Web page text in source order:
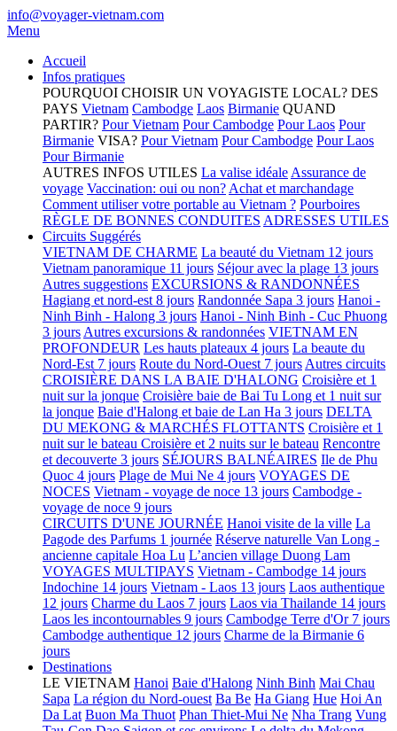
info@voyager-vietnam.com
Menu
Accueil
Infos pratiques
POURQUOI CHOISIR UN VOYAGISTE LOCAL? DES
PAYS Vietnam Cambodge Laos Birmanie QUAND
PARTIR? Pour Vietnam Pour Cambodge Pour Laos Pour
Birmanie VISA? Pour Vietnam Pour Cambodge Pour Laos
Pour Birmanie
AUTRES INFOS UTILES La valise idéale Assurance de
voyage Vaccination: oui ou non? Achat et marchandage
Comment utiliser votre portable au Vietnam ? Pourboires
RÈGLE DE BONNES CONDUITES ADRESSES UTILES
Circuits Suggérés
VIETNAM DE CHARME La beauté du Vietnam 12 jours
Vietnam panoramique 11 jours Séjour avec la plage 13 jours
Autres suggestions EXCURSIONS & RANDONNÉES
Hagiang et nord-est 8 jours Randonnée Sapa 3 jours Hanoi -
Ninh Binh - Halong 3 jours Hanoi - Ninh Binh - Cuc Phuong
3 jours Autres excursions & randonnées VIETNAM EN
PROFONDEUR Les hauts plateaux 4 jours La beaute du
Nord-Est 7 jours Route du Nord-Ouest 7 jours Autres circuits
CROISIÈRE DANS LA BAIE D'HALONG Croisière et 1
nuit sur la jonque Croisière baie de Bai Tu Long et 1 nuit sur
la jonque Baie d'Halong et baie de Lan Ha 3 jours DELTA
DU MEKONG & MARCHÉS FLOTTANTS Croisière et 1
nuit sur le bateau Croisière et 2 nuits sur le bateau Rencontre
et decouverte 3 jours SÉJOURS BALNÉAIRES Ile de Phu
Quoc 4 jours Plage de Mui Ne 4 jours VOYAGES DE
NOCES Vietnam - voyage de noce 13 jours Cambodge -
voyage de noce 9 jours
CIRCUITS D'UNE JOURNÉE Hanoi visite de la ville La
Pagode des Parfums 1 journée Réserve naturelle Van Long -
ancienne capitale Hoa Lu L’ancien village Duong Lam
VOYAGES MULTIPAYS Vietnam - Cambodge 14 jours
Indochine 14 jours Vietnam - Laos 13 jours Laos authentique
12 jours Charme du Laos 7 jours Laos via Thailande 14 jours
Laos les incontournables 9 jours Cambodge Terre d'Or 7 jours
Cambodge authentique 12 jours Charme de la Birmanie 6
jours
Destinations
LE VIETNAM Hanoi Baie d'Halong Ninh Binh Mai Chau
Sapa La région du Nord-ouest Ba Be Ha Giang Hue Hoi An
Da Lat Buon Ma Thuot Phan Thiet-Mui Ne Nha Trang Vung